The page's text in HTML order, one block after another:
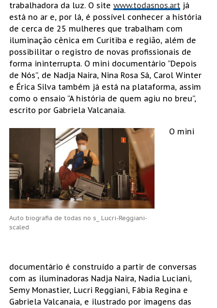
trabalhadora da luz. O site www.todasnos.artjá
está no ar e, por lá, é possível conhecer a história
de cerca de 25 mulheres que trabalham com
iluminação cênica em Curitiba e região, além de
possibilitar o registro de novas profissionais de
forma ininterrupta. O mini documentário “Depois
de Nós”, de Nadja Naira, Nina Rosa Sá, Carol Winter
e Érica Silva também já está na plataforma, assim
como o ensaio “A história de quem agiu no breu”,
escrito por Gabriela Valcanaia.
Auto biografia de todas no s_ Lucri-Reggiani-
scaled
O mini
documentário é construído a partir de conversas
com as iluminadoras Nadja Naira, Nadia Luciani,
Semy Monastier, Lucri Reggiani, Fábia Regina e
Gabriela Valcanaia, e ilustrado por imagens das